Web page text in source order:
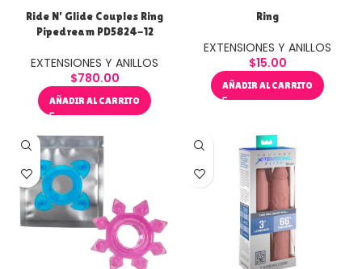
Ride N’ Glide Couples Ring
Pipedream PD5824-12
EXTENSIONES Y ANILLOS
$780.00
AÑADIR AL CARRITO
Ring
EXTENSIONES Y ANILLOS
$15.00
AÑADIR AL CARRITO